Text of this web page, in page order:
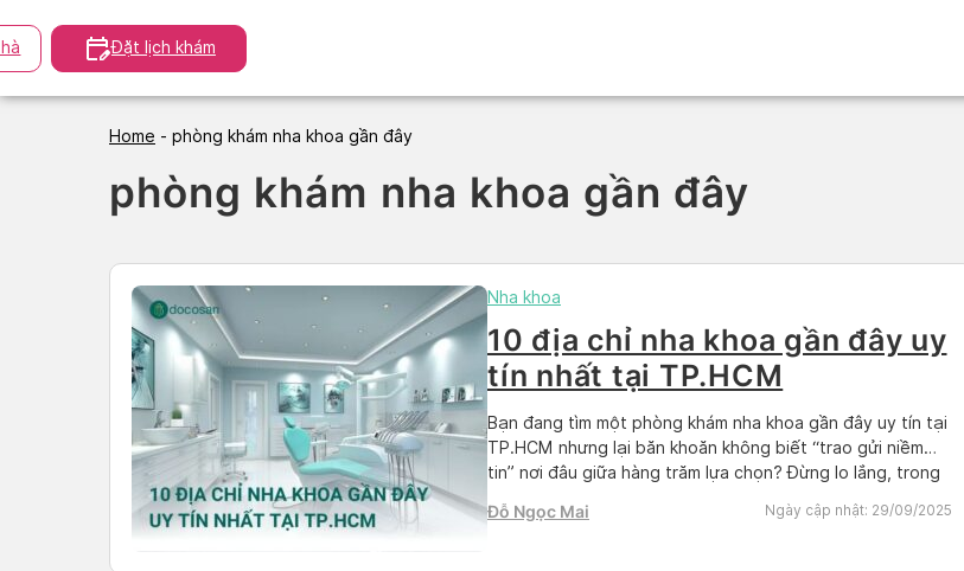
to
content
Đặt lịch khám
Home - phòng khám nha khoa gần đây
phòng khám nha khoa gần đây
Nha khoa
10 địa chỉ nha khoa gần đây uy
tín nhất tại TP.HCM
Bạn đang tìm một phòng khám nha khoa gần đây uy tín tại
TP.HCM nhưng lại băn khoăn không biết “trao gửi niềm
tin” nơi đâu giữa hàng trăm lựa chọn? Đừng lo lắng, trong
địa chỉ phòng khám nha khoa chất lượng […]
Đỗ Ngọc Mai Ngày cập nhật: 29/09/2025